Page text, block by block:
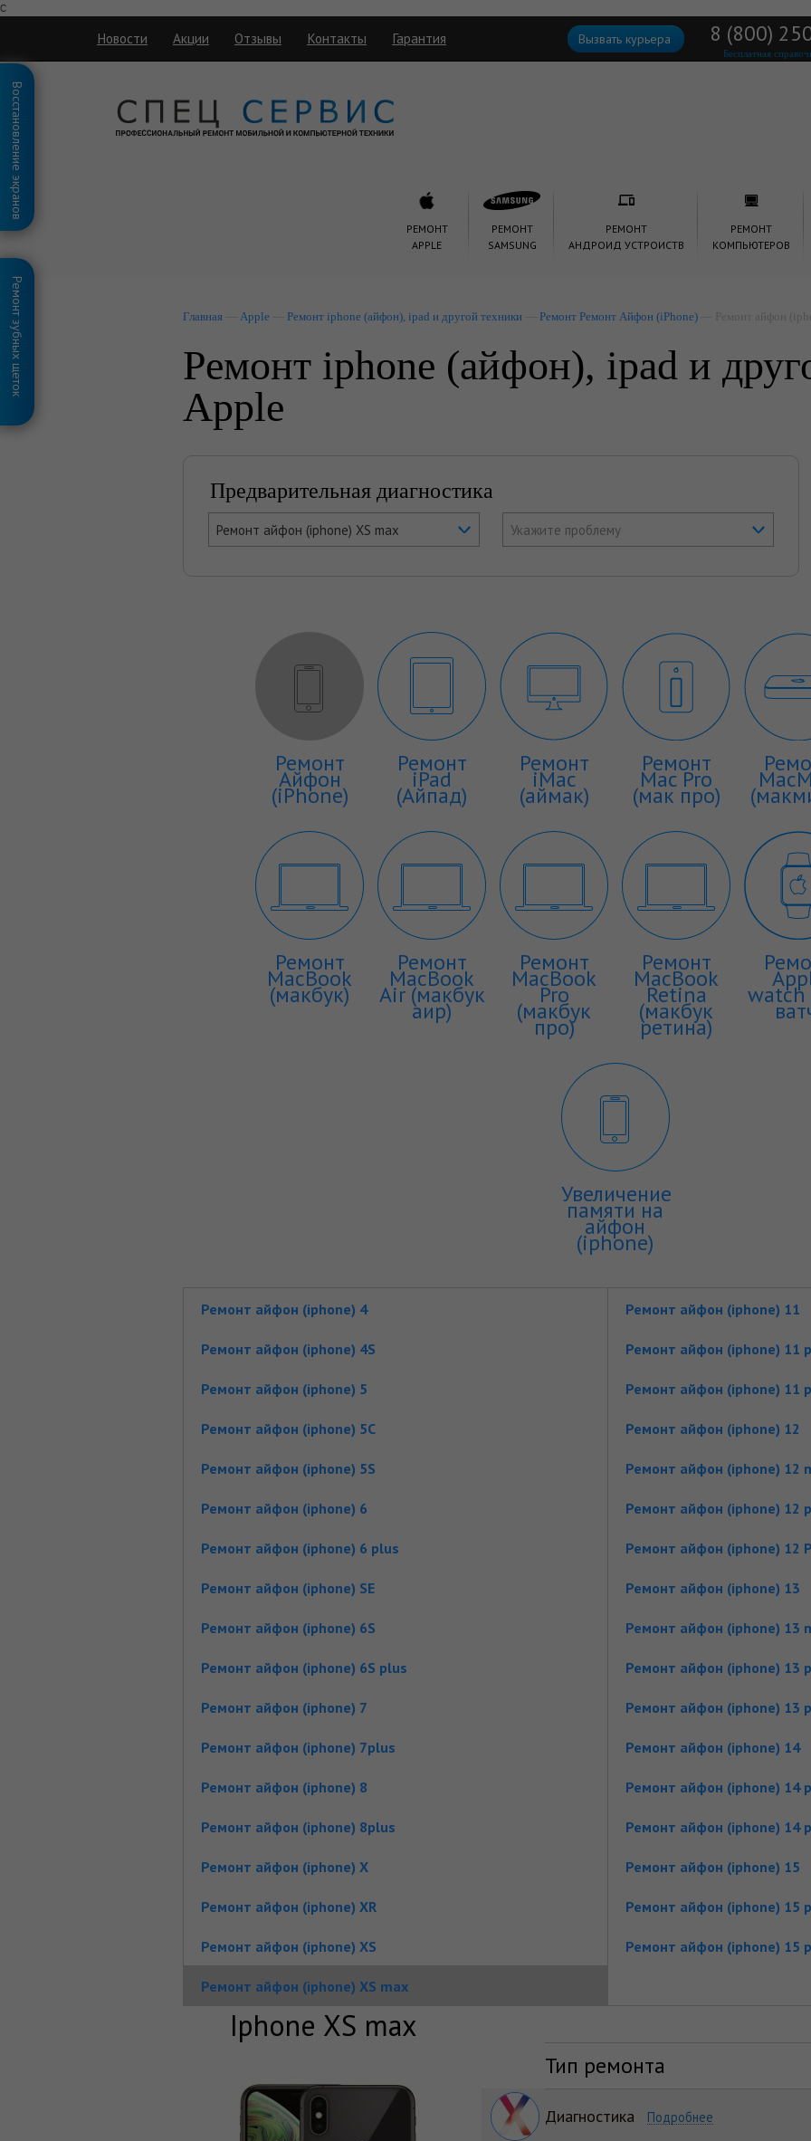
с
Восстановление экранов
Ремонт зубных щеток
Новости Акции Отзывы Контакты Гарантия 8 (800)
Бесплатная
Вызвать курьера
РЕМОНТ
APPLE
РЕМОНТ
SAMSUNG
РЕМОНТ
АНДРОИД УСТРОИСТВ
РЕМОНТ
КОМПЬЮТЕРОВ
Главная Apple Ремонт iphone (айфон), ipad и другой техники Ремонт Ремонт Айфон (iPhone) — Ремонт айфон
Ремонт iphone (айфон), ipad и
Apple
Предварительная диагностика
Ремонт айфон (iphone) XS max Укажите проблему
Ремонт
Айфон
(iPhone)
Ремонт
iPad
(Айпад)
Ремонт
iMac
(аймак)
Ремонт
Mac Pro
(мак про)
Ремонт
MacBook
(макбук)
Ремонт
MacBook
Air (макбук
аир)
Ремонт
MacBook
Pro
(макбук
про)
Ремонт
MacBook
Retina
(макбук
ретина)
watch
Увеличение
памяти на
айфон
(iphone)
Ремонт айфон (iphone) 4
Ремонт айфон (iphone) 4S
Ремонт айфон (iphone) 5
Ремонт айфон (iphone) 5C
Ремонт айфон (iphone) 5S
Ремонт айфон (iphone) 6
Ремонт айфон (iphone) 6 plus
Ремонт айфон (iphone) SE
Ремонт айфон (iphone) 6S
Ремонт айфон (iphone) 6S plus
Ремонт айфон (iphone) 7
Ремонт айфон (iphone) 7plus
Ремонт айфон (iphone) 8
Ремонт айфон (iphone) 8plus
Ремонт айфон (iphone) X
Ремонт айфон (iphone) XR
Ремонт айфон (iphone) XS
Ремонт айфон (iphone) XS max
Ремонт айфон (iphone) 11
Ремонт айфон (iphone) 11
Ремонт айфон (iphone) 11
Ремонт айфон (iphone) 12
Ремонт айфон (iphone) 12
Ремонт айфон (iphone) 12
Ремонт айфон (iphone) 12
Ремонт айфон (iphone) 13
Ремонт айфон (iphone) 13
Ремонт айфон (iphone) 13
Ремонт айфон (iphone) 13
Ремонт айфон (iphone) 14
Ремонт айфон (iphone) 14
Ремонт айфон (iphone) 14
Ремонт айфон (iphone) 15
Ремонт айфон (iphone) 15
Ремонт айфон (iphone) 15
Iphone XS max
Тип ремонта
Диагностика Подробнее